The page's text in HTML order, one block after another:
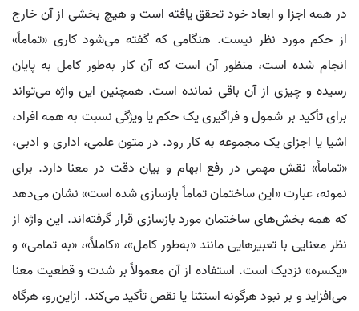
در همه اجزا و ابعاد خود تحقق یافته است و هیچ بخشی از آن خارج
از حکم مورد نظر نیست. هنگامی که گفته می‌شود کاری «تماماً»
انجام شده است، منظور آن است که آن کار به‌طور کامل به پایان
رسیده و چیزی از آن باقی نمانده است. همچنین این واژه می‌تواند
برای تأکید بر شمول و فراگیری یک حکم یا ویژگی نسبت به همه افراد،
اشیا یا اجزای یک مجموعه به کار رود. در متون علمی، اداری و ادبی،
«تماماً» نقش مهمی در رفع ابهام و بیان دقت در معنا دارد. برای
نمونه، عبارت «این ساختمان تماماً بازسازی شده است» نشان می‌دهد
که همه بخش‌های ساختمان مورد بازسازی قرار گرفته‌اند. این واژه از
نظر معنایی با تعبیرهایی مانند «به‌طور کامل»، «کاملاً»، «به تمامی» و
«یکسره» نزدیک است. استفاده از آن معمولاً بر شدت و قطعیت معنا
می‌افزاید و بر نبود هرگونه استثنا یا نقص تأکید می‌کند. ازاین‌رو، هرگاه